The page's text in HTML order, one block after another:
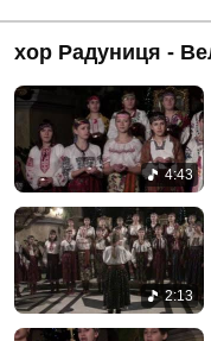
хор Радуниця -
4:43
2:13